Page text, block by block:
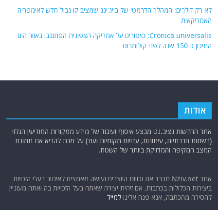
לא רק דולרים: המהלך הדרמטי של בייג'ינג שמציב קו גבול חדש לאימפריה
האמריקאית
Cronica universalis: סיפורים על אמריקה הצפונית הסתובבו באזור הים
התיכון כ-150 שנה לפני קולומבוס
אודות
אתר החדשות נציב.נט מבצע איסוף ועיבוד של מידע ממקורות המודיעין הגלוי
(רשתות חברתיות, עיתונות, עדויות מקומיות ועוד) על מנת להביא את תמונת
המצב המקיפה והמדויקת ביותר של השטח.
אתר Nziv.net מכבד את זכויות היוצרים ועושה מאמצים לאיתור בעלי הזכויות
ביצירות הכלולות בכתבות. אם זיהית יצירה שאתה בעל הזכויות בה ואתה מעוניין
להסירה מהכתבה, אנא פנה אלינולמייל